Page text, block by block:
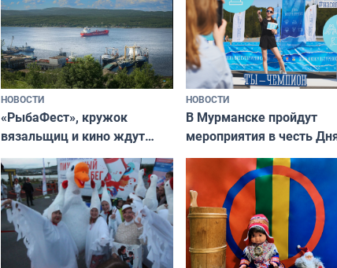
НОВОСТИ
«РыбаФест», кружок
вязальщиц и кино ждут
мурманчан в эти выходные
НОВОСТИ
В Мурманске пройдут
мероприятия в честь
физкультурника